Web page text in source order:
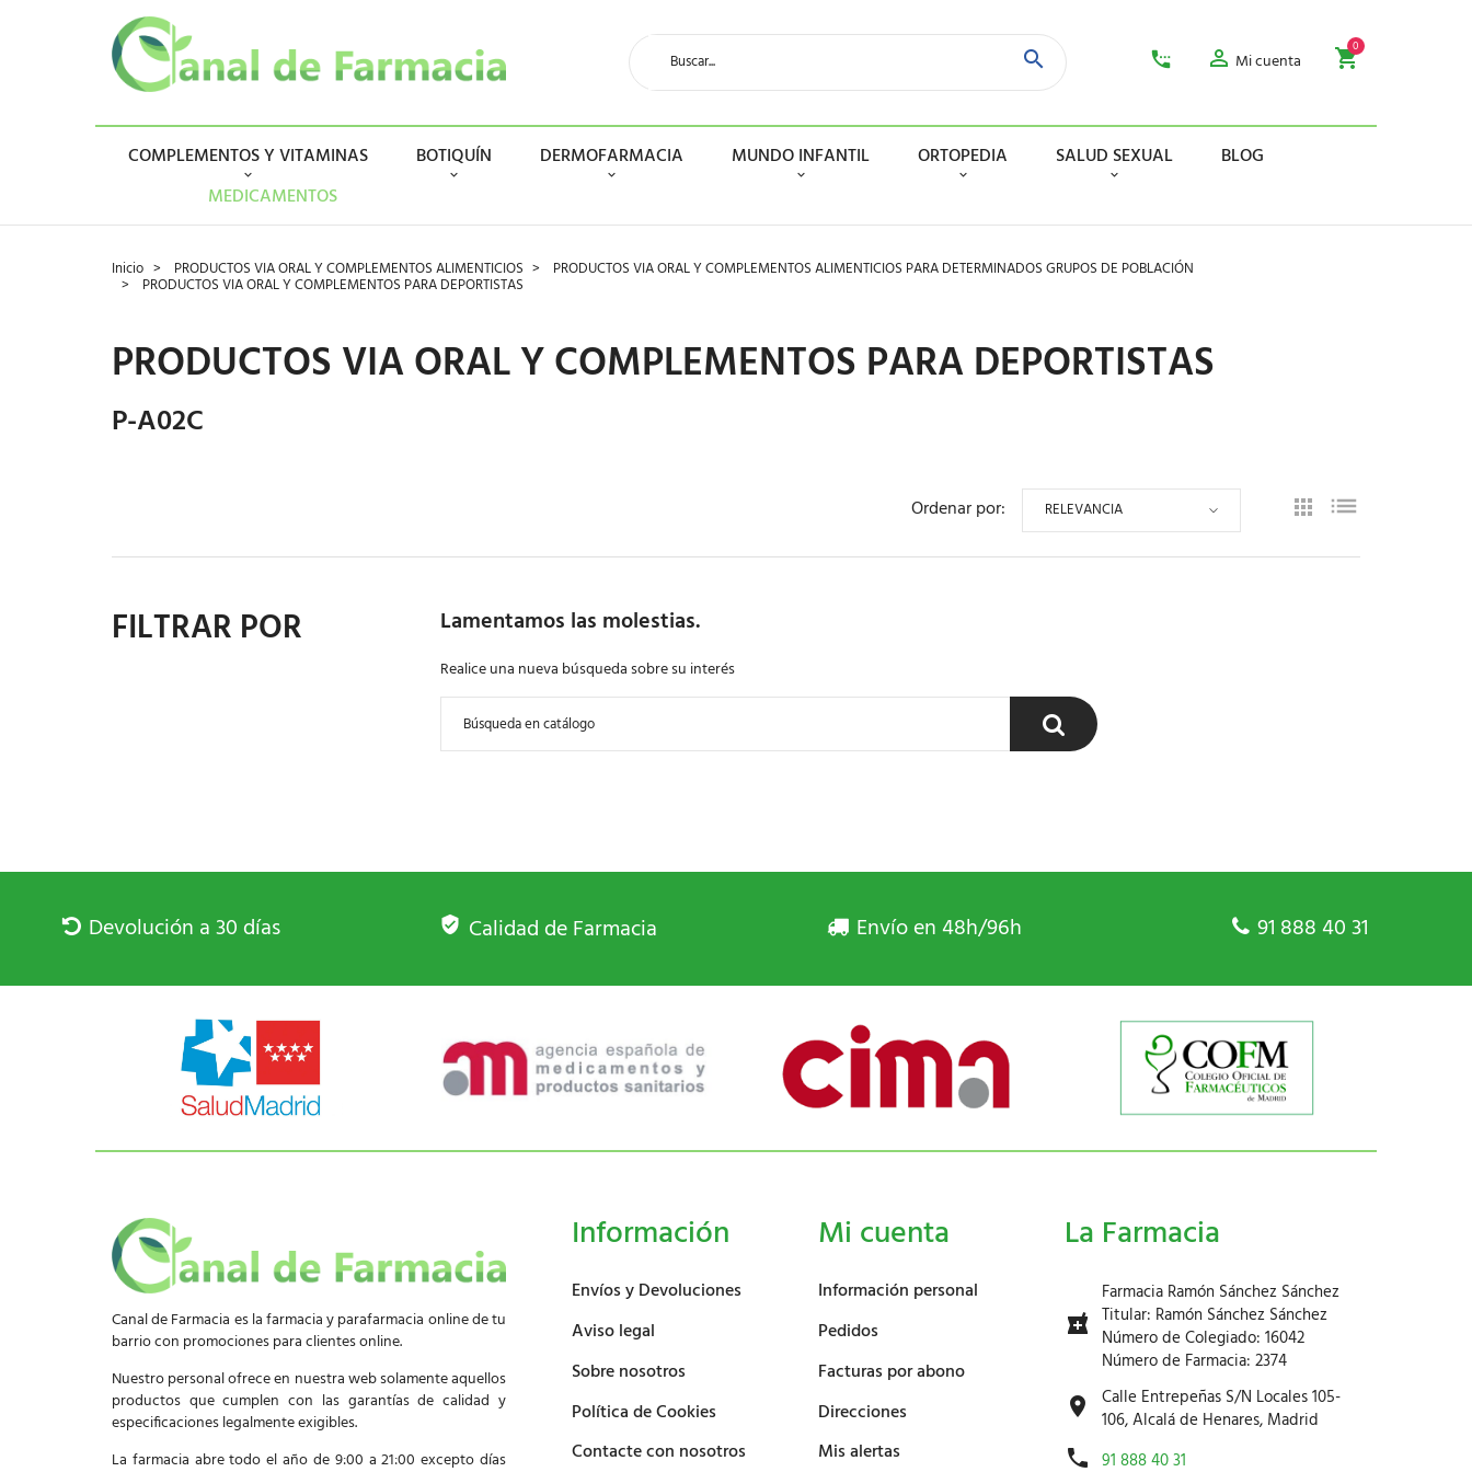
Mi cuenta
0
COMPLEMENTOS Y VITAMINAS BOTIQUÍN DERMOFARMACIA MUNDO INFANTIL ORTOPEDIA SALUD SEXUAL
BLOG
MEDICAMENTOS
Inicio PRODUCTOS VIA ORAL Y COMPLEMENTOS ALIMENTICIOS PRODUCTOS VIA ORAL Y COMPLEMENTOS ALIMENTICIOS PARA DETERMINADOS GRUPOS DE POBLACIÓN
PRODUCTOS VIA ORAL Y COMPLEMENTOS PARA DEPORTISTAS
PRODUCTOS VIA ORAL Y COMPLEMENTOS PARA DEPORTISTAS
P-A02C
Ordenar por: RELEVANCIA
Lamentamos las molestias.
Realice una nueva búsqueda sobre su interés
FILTRAR POR
Devolución a 30 días Calidad de Farmacia Envío en 48h/96h 91 888 40 31
Canal de Farmacia es la farmacia y parafarmacia online de tu
barrio con promociones para clientes online.
Nuestro personal ofrece en nuestra web solamente aquellos
productos que cumplen con las garantías de calidad y
especificaciones legalmente exigibles.
La farmacia abre todo el año de 9:00 a 21:00 excepto días
Información
Envíos y Devoluciones
Aviso legal
Sobre nosotros
Política de Cookies
Contacte con nosotros
Mi cuenta
Información personal
Pedidos
Facturas por abono
Direcciones
Mis alertas
La Farmacia
Farmacia Ramón Sánchez Sánchez
Titular: Ramón Sánchez Sánchez
Número de Colegiado: 16042
Número de Farmacia: 2374
Calle Entrepeñas S/N Locales 105-
106, Alcalá de Henares, Madrid
91 888 40 31